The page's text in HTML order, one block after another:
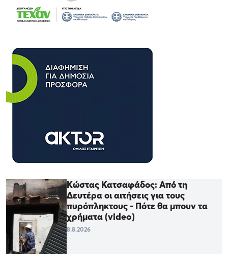
Κώστας Κατσαφάδος: Από τη
Δευτέρα οι αιτήσεις για τους
πυρόπληκτους - Πότε θα μπουν τα
χρήματα (video)
8.8.2026